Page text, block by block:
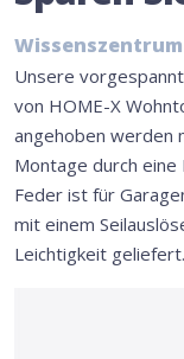
Wissenszentrum
Unsere
von HOME-X
angehoben werden
Montage durch
Feder ist für
mit einem
Leichtigkeit geliefert.